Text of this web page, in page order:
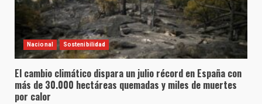
Nacional Sostenibilidad
El cambio climático dispara un julio récord en España con
más de 30.000 hectáreas quemadas y miles de muertes
por calor